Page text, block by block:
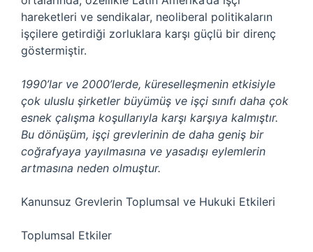
hareketleri ve sendikalar, neoliberal politikaların
işçilere getirdiği zorluklara karşı güçlü bir direnç
göstermiştir.
1990’lar ve 2000’lerde, küreselleşmenin etkisiyle
çok uluslu şirketler büyümüş ve işçi sınıfı daha çok
esnek çalışma koşullarıyla karşı karşıya kalmıştır.
Bu dönüşüm, işçi grevlerinin de daha geniş bir
coğrafyaya yayılmasına ve yasadışı eylemlerin
artmasına neden olmuştur.
Kanunsuz Grevlerin Toplumsal ve Hukuki Etkileri
Toplumsal Etkiler